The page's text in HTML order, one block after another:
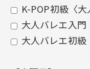
K-POP初級〈大
大人バレエ入門
大人バレエ初級